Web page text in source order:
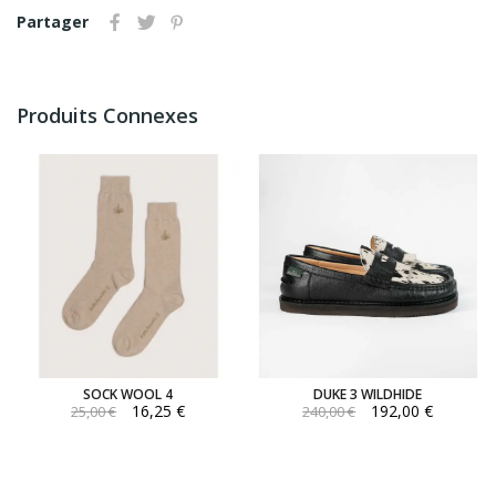
Partager
Produits Connexes
SOCK WOOL 4
25,00 € 16,25 €
DUKE 3 WILDHIDE
240,00 € 192,00 €